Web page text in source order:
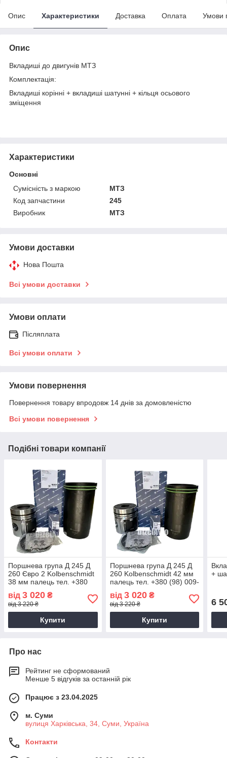
Опис Характеристики Доставка Оплата Умови
Опис
Вкладиші до двигунів МТЗ
Комплектація:
Вкладиші корінні + вкладиші шатунні + кільця осьового
зміщення
Характеристики
Основні
Сумісність з маркою
МТЗ
Код запчастини
245
Виробник
МТЗ
Умови доставки
Нова Пошта
Всі умови доставки
Умови оплати
Післяплата
Всі умови оплати
Умови повернення
Повернення товару впродовж 14 днів за домовленістю
Всі умови повернення
Подібні товари компанії
Поршнева група Д 245 Д
260 Євро 2 Kolbenschmidt
38 мм палець тел. +380
(98) 009-79-18
від 3 020 ₴
від 3 220 ₴
Купити
Поршнева група Д 245 Д
260 Kolbenschmidt 42 мм
палець тел. +380 (98) 009-
79-18
від 3 020₴
від 3 220 ₴
Купити
+
6
Про нас
Рейтинг не сформований
Менше 5 відгуків за останній рік
Працює з 23.04.2025
м. Суми
вулиця Харківська, 34, Суми, Україна
Контакти